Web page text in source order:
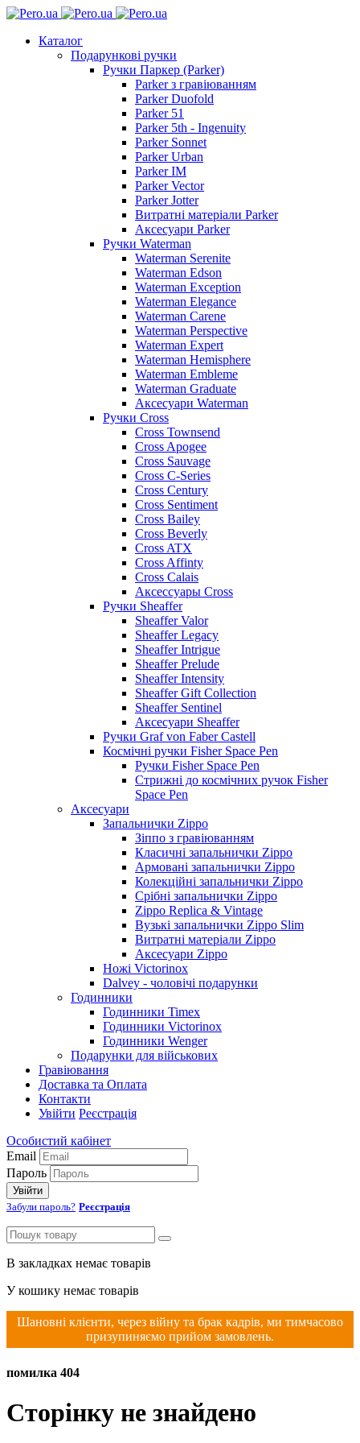
Каталог
Подарункові ручки
Ручки Паркер (Parker)
Parker з гравіюванням
Parker Duofold
Parker 51
Parker 5th - Ingenuity
Parker Sonnet
Parker Urban
Parker IM
Parker Vector
Parker Jotter
Витратні матеріали Parker
Аксесуари Parker
Ручки Waterman
Waterman Serenite
Waterman Edson
Waterman Exception
Waterman Elegance
Waterman Carene
Waterman Perspective
Waterman Expert
Waterman Hemisphere
Waterman Embleme
Waterman Graduate
Аксесуари Waterman
Ручки Cross
Cross Townsend
Cross Apogee
Cross Sauvage
Cross C-Series
Cross Сentury
Cross Sentiment
Cross Bailey
Cross Beverly
Cross ATX
Cross Affinty
Cross Calais
Аксессуары Cross
Ручки Sheaffer
Sheaffer Valor
Sheaffer Legacy
Sheaffer Intrigue
Sheaffer Prelude
Sheaffer Intensity
Sheaffer Gift Collection
Sheaffer Sentinel
Аксесуари Sheaffer
Ручки Graf von Faber Castell
Космічні ручки Fisher Space Pen
Ручки Fisher Space Pen
Стрижні до космічних ручок Fisher
Space Pen
Аксесуари
Запальнички Zippo
Зіппо з гравіюванням
Класичні запальнички Zippo
Армовані запальнички Zippo
Колекційні запальнички Zippo
Срібні запальнички Zippo
Zippo Replica & Vintage
Вузькі запальнички Zippo Slim
Витратні матеріали Zippo
Аксесуари Zippo
Ножі Victorinox
Dalvey - чоловічі подарунки
Годинники
Годинники Timex
Годинники Victorinox
Годинники Wenger
Подарунки для військових
Гравіювання
Доставка та Оплата
Контакти
Увійти Реєстрація
Особистий кабінет
Email
Пароль
Увійти
Забули пароль? Реєстрація
В закладках немає товарів
У кошику немає товарів
Шановні клієнти, через війну та брак кадрів, ми тимчасово
призупиняємо прийом замовлень.
помилка 404
Сторінку не знайдено